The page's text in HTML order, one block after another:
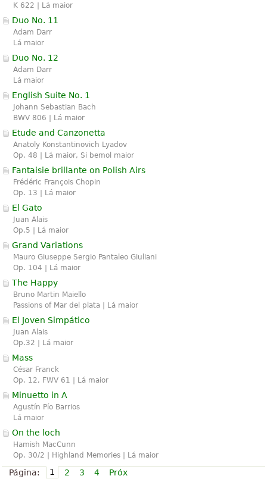
K 622 | Lá maior
Duo No. 11
Adam Darr
Lá maior
Duo No. 12
Adam Darr
Lá maior
English Suite No. 1
Johann Sebastian Bach
BWV 806 | Lá maior
Etude and Canzonetta
Anatoly Konstantinovich Lyadov
Op. 48 | Lá maior, Si bemol maior
Fantaisie brillante on Polish Airs
Frédéric François Chopin
Op. 13 | Lá maior
El Gato
Juan Alais
Op.5 | Lá maior
Grand Variations
Mauro Giuseppe Sergio Pantaleo Giuliani
Op. 104 | Lá maior
The Happy
Bruno Martin Maiello
Passions of Mar del plata | Lá maior
El Joven Simpático
Juan Alais
Op.32 | Lá maior
Mass
César Franck
Op. 12, FWV 61 | Lá maior
Minuetto in A
Agustín Pío Barrios
Lá maior
On the loch
Hamish MacCunn
Op. 30/2 | Highland Memories | Lá maior
Página: 1 2 3 4 Próx